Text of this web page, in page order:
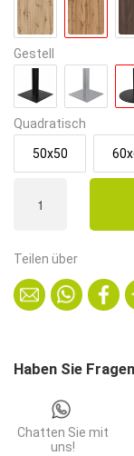
109,90€.
Gestell
Quadratisch
50x50
80x80
Stahlgestell
|
Eiche
Menge
Teilen über
Haben Sie
Chatten Sie mit
uns!